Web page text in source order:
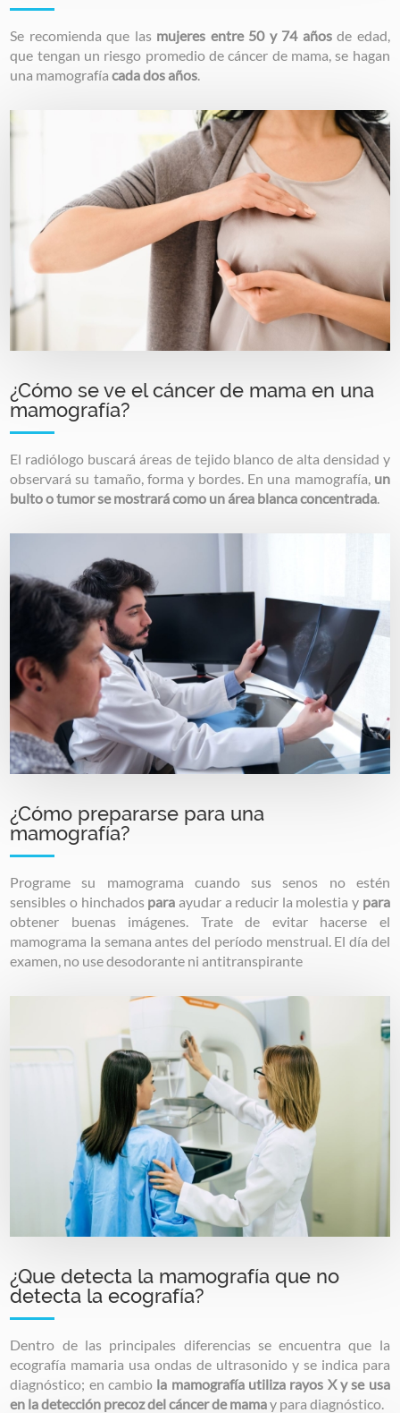
Se recomienda que las mujeres entre 50 y 74 añosde edad,
que tengan un riesgo promedio de cáncer de mama, se hagan
una mamografíacada dos años.
Image
¿Cómo se ve el cáncer de mama en una
mamografía?
El radiólogo buscará áreas de tejido blanco de alta densidad y
observará su tamaño, forma y bordes. En una mamografía, un
bulto o tumor se mostrará como un área blanca concentrada.
¿Cómo prepararse para una
mamografía?
Programe su mamograma cuando sus senos no estén
sensibles o hinchados para ayudar a reducir la molestia y para
obtener buenas imágenes. Trate de evitar hacerse el
mamograma la semana antes del período menstrual. El día del
examen, no use desodorante ni antitranspirante
¿Que detecta la mamografía que no
detecta la ecografía?
Dentro de las principales diferencias se encuentra que la
ecografía mamaria usa ondas de ultrasonido y se indica para
diagnóstico; en cambio la mamografía utiliza rayos X y se usa
en la detección precoz del cáncer de mamay para diagnóstico.